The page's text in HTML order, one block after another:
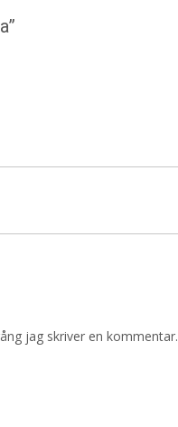
jag skriver en kommentar.